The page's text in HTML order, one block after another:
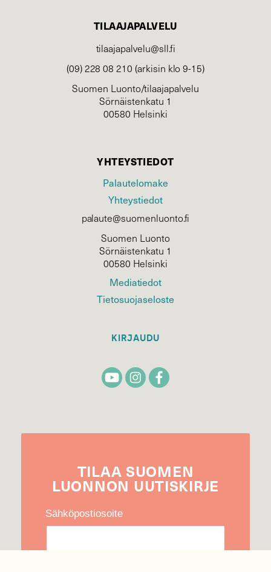
TILAAJAPALVELU
tilaajapalvelu@sll.fi
(09) 228 08 210 (arkisin klo 9-15)
Suomen Luonto/tilaajapalvelu
Sörnäistenkatu 1
00580 Helsinki
YHTEYSTIEDOT
Palautelomake
Yhteystiedot
palaute@suomenluonto.fi
Suomen Luonto
Sörnäistenkatu 1
00580 Helsinki
Mediatiedot
Tietosuojaseloste
KIRJAUDU
TILAA SUOMEN
LUONNON UUTIS­KIRJE
Sähköpostiosoite